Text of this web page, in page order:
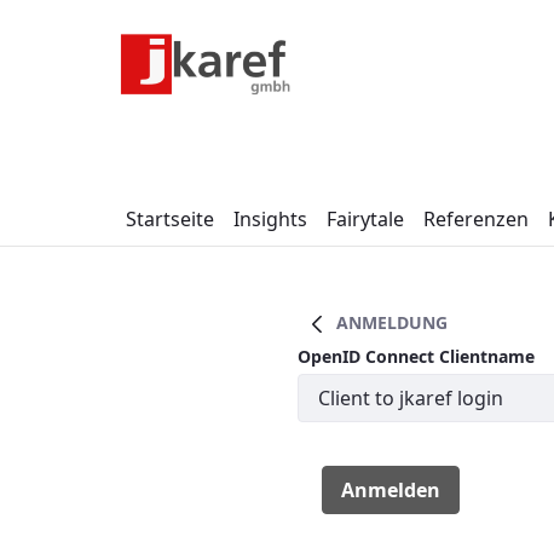
Startseite Insights Fairytale Referenzen
ANMELDUNG
OpenID Connect Clientname
Anmelden